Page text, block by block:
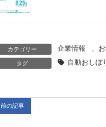
カテゴリー 企業情報 、
タグ 自動おしぼ
前の記事